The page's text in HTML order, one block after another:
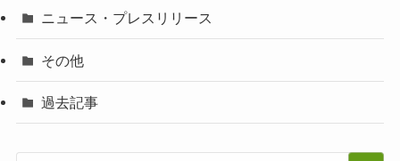
ニュース・プレスリリース
その他
過去記事